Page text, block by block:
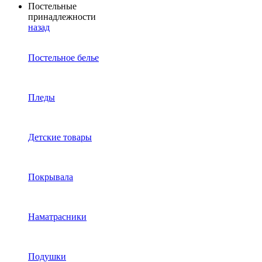
Постельные
принадлежности
назад
Постельное белье
Пледы
Детские товары
Покрывала
Наматрасники
Подушки